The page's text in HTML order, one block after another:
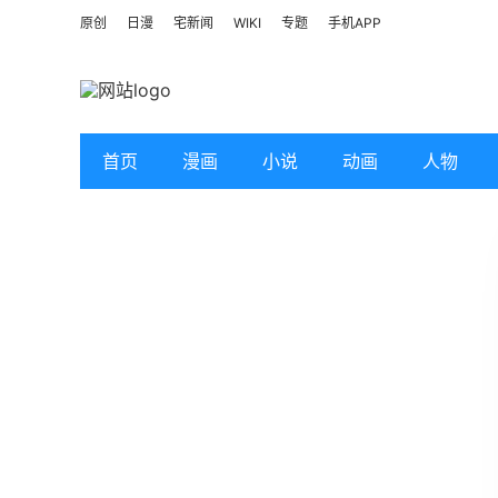
原创 日漫 宅新闻 WIKI 专题 手机APP
首页 漫画 小说 动画 人物